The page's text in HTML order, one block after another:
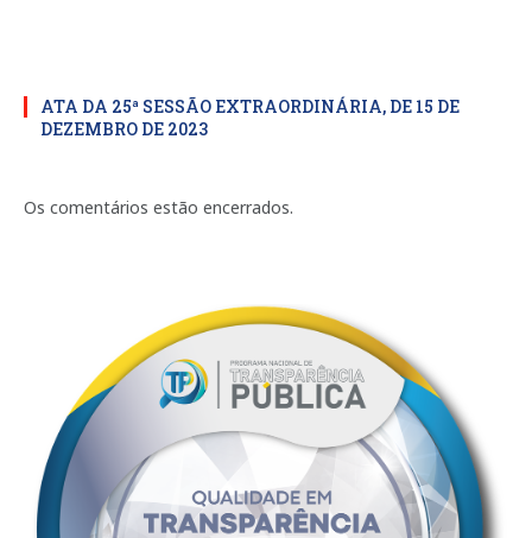
ATA DA 25ª SESSÃO EXTRAORDINÁRIA, DE 15 DE
DEZEMBRO DE 2023
Os comentários estão encerrados.